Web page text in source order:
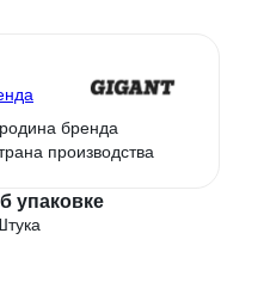
бренда
производства
упаковке